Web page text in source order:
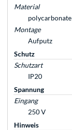
Material
polycarbonate
Montage
Aufputz
Schutz
Schutzart
IP20
Spannung
Eingang
250 V
Hinweis